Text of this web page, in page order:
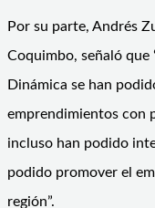
Por su parte, Andrés
Coquimbo, señaló que
Dinámica se han
emprendimientos con
incluso han podido
podido promover el
región”.